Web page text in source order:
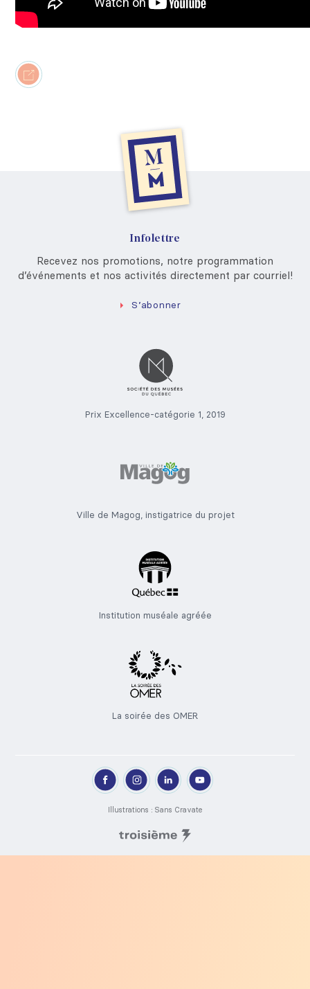
Infolettre
Recevez nos promotions, notre programmation
d’événements et nos activités directement par courriel!
S’abonner
Prix Excellence-catégorie 1, 2019
Ville de Magog, instigatrice du projet
Institution muséale agréée
La soirée des OMER
Illustrations : Sans Cravate